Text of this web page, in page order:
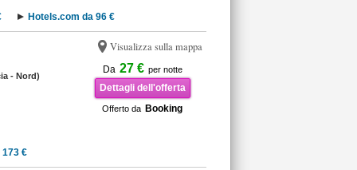
Hotels.com da 96 €
Visualizza sulla mappa
Da 27 € per notte
Dettagli dell'offerta
Offerto da Booking
- Nord)
173 €